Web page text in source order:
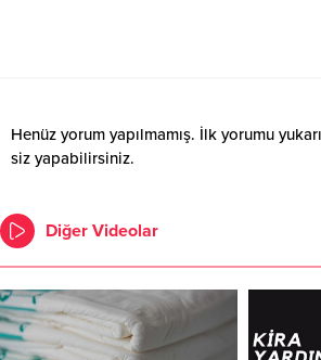
Henüz yorum yapılmamış. İlk yorumu
siz yapabilirsiniz.
Diğer Videolar